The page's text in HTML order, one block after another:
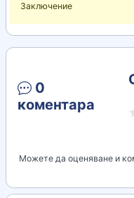
Заключение
0
коментара
Можете да оценяване и